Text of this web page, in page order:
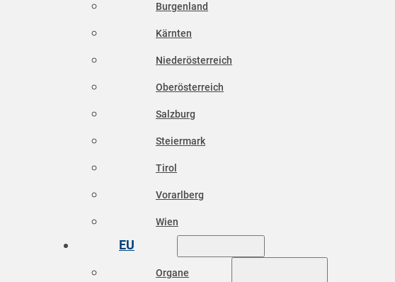
Burgenland
Kärnten
Niederösterreich
Oberösterreich
Salzburg
Steiermark
Tirol
Vorarlberg
Wien
EU
Organe